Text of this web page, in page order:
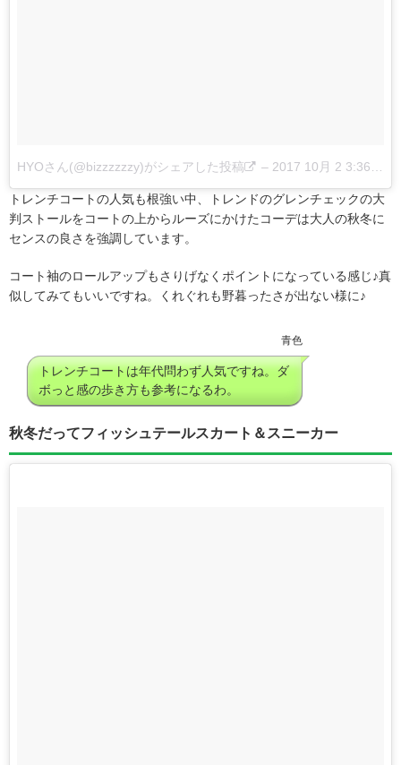
HYOさん(@bizzzzzzy)がシェアした投稿 – 2017 10月 2 3:36午後 PDT
トレンチコートの人気も根強い中、トレンドのグレンチェックの大
判ストールをコートの上からルーズにかけたコーデは大人の秋冬に
センスの良さを強調しています。
コート袖のロールアップもさりげなくポイントになっている感じ♪真
似してみてもいいですね。くれぐれも野暮ったさが出ない様に♪
青色
トレンチコートは年代問わず人気ですね。ダ
ボっと感の歩き方も参考になるわ。
秋冬だってフィッシュテールスカート＆スニーカー